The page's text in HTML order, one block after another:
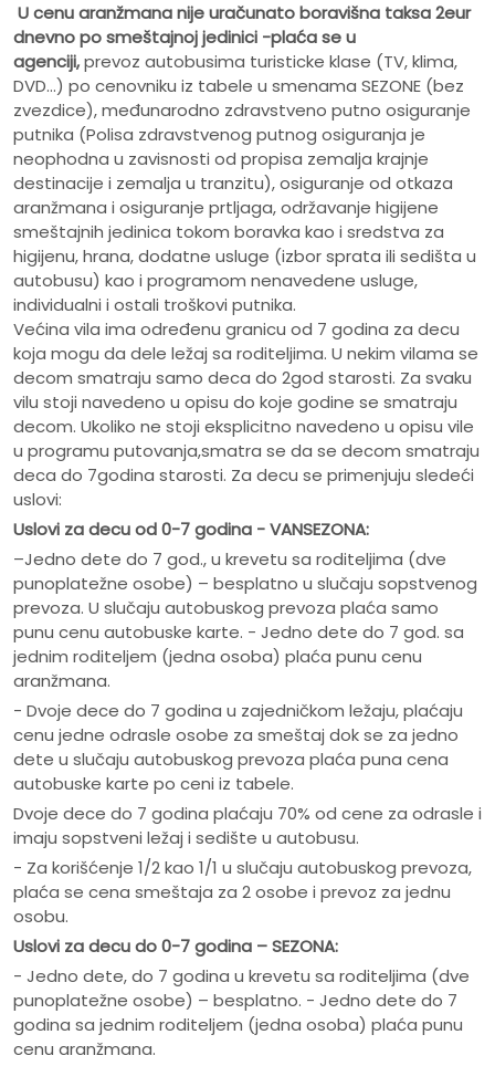
U cenu aranžmana nije uračunatoboravišna taksa 2eur
dnevno po smeštajnoj jedinici -plaća se u
agenciji,prevoz autobusima turisticke klase (TV, klima,
DVD...) po cenovniku iz tabele u smenama SEZONE (bez
zvezdice), međunarodno zdravstveno putno osiguranje
putnika (Polisa zdravstvenog putnog osiguranja je
neophodna u zavisnosti od propisa zemalja krajnje
destinacije i zemalja u tranzitu), osiguranje od otkaza
aranžmana i osiguranje prtljaga, održavanje higijene
smeštajnih jedinica tokom boravka kao i sredstva za
higijenu, hrana, dodatne usluge (izbor sprata ili sedišta u
autobusu) kao i programom nenavedene usluge,
individualni i ostali troškovi putnika.
Većina vila ima određenu granicu od 7 godina za decu
koja mogu da dele ležaj sa roditeljima. U nekim vilama se
decom smatraju samo deca do 2god starosti. Za svaku
vilu stoji navedeno u opisu do koje godine se smatraju
decom. Ukoliko ne stoji eksplicitno navedeno u opisu vile
u programu putovanja,smatra se da se decom smatraju
deca do 7godina starosti. Za decu se primenjuju sledeći
uslovi:
Uslovi za decu od 0-7 godina - VANSEZONA:
–Jedno dete do 7 god., u krevetu sa roditeljima (dve
punoplatežne osobe) – besplatno u slučaju sopstvenog
prevoza. U slučaju autobuskog prevoza plaća samo
punu cenu autobuske karte. - Jedno dete do 7 god. sa
jednim roditeljem (jedna osoba) plaća punu cenu
aranžmana.
- Dvoje dece do 7 godina u zajedničkom ležaju, plaćaju
cenu jedne odrasle osobe za smeštaj dok se za jedno
dete u slučaju autobuskog prevoza plaća puna cena
autobuske karte po ceni iz tabele.
Dvoje dece do 7 godina plaćaju 70% od cene za odrasle i
imaju sopstveni ležaj i sedište u autobusu.
- Za korišćenje 1/2 kao 1/1 u slučaju autobuskog prevoza,
plaća se cena smeštaja za 2 osobe i prevoz za jednu
osobu.
Uslovi za decu do 0-7 godina – SEZONA:
- Jedno dete, do 7 godina u krevetu sa roditeljima (dve
punoplatežne osobe) – besplatno. - Jedno dete do 7
godina sa jednim roditeljem (jedna osoba) plaća punu
cenu aranžmana.